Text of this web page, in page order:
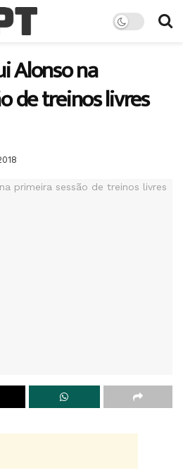
Alonso na
de treinos livres